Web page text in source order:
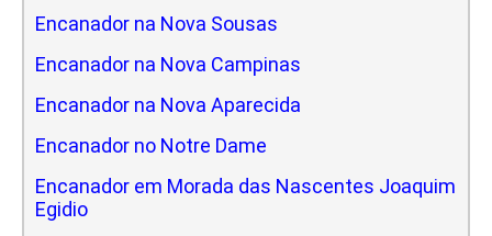
Encanador na Nova Sousas
Encanador na Nova Campinas
Encanador na Nova Aparecida
Encanador no Notre Dame
Encanador em Morada das Nascentes Joaquim
Egidio